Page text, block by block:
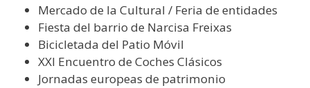
Mercado de la Cultural / Feria de entidades
Fiesta del barrio de Narcisa Freixas
Bicicletada del Patio Móvil
XXI Encuentro de Coches Clásicos
Jornadas europeas de patrimonio